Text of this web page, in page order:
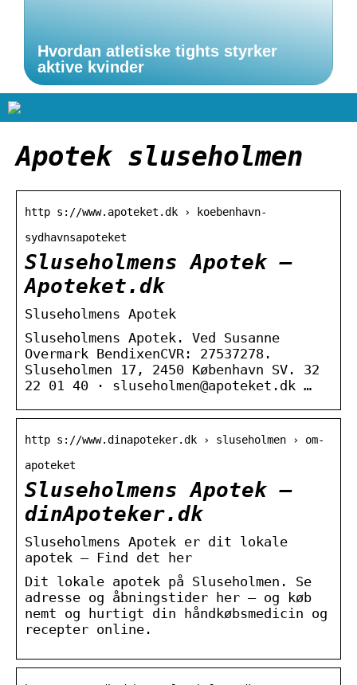
Hvordan atletiske tights styrker
aktive kvinder
Apotek sluseholmen
http s://www.apoteket.dk › koebenhavn-
sydhavnsapoteket
Sluseholmens Apotek –
Apoteket.dk
Sluseholmens Apotek
Sluseholmens Apotek. Ved Susanne
Overmark BendixenCVR: 27537278.
Sluseholmen 17, 2450 København SV. 32
22 01 40 · sluseholmen@apoteket.dk …
http s://www.dinapoteker.dk › sluseholmen › om-
apoteket
Sluseholmens Apotek –
dinApoteker.dk
Sluseholmens Apotek er dit lokale
apotek – Find det her
Dit lokale apotek på Sluseholmen. Se
adresse og åbningstider her – og køb
nemt og hurtigt din håndkøbsmedicin og
recepter online.